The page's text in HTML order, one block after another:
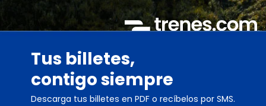
Tus billetes,
contigo siempre
Descarga tus billetes en PDF o recíbelos por SMS.